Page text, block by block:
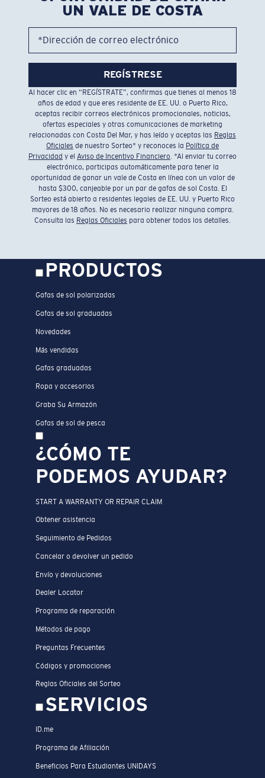
UN VALE DE COSTA
*Dirección de correo electrónico
REGÍSTRESE
Al hacer clic en “REGÍSTRATE”, confirmas que tienes al menos 18
años de edad y que eres residente de EE. UU. o Puerto Rico,
aceptas recibir correos electrónicos promocionales, noticias,
ofertas especiales y otras comunicaciones de marketing
relacionadas con Costa Del Mar, y has leído y aceptas las Reglas
Oficiales de nuestro Sorteo* y reconoces la Política de
Privacidad y el Aviso de Incentivo Financiero. *Al enviar tu correo
electrónico, participas automáticamente para tener la
oportunidad de ganar un vale de Costa en línea con un valor de
hasta $300, canjeable por un par de gafas de sol Costa. El
Sorteo está abierto a residentes legales de EE. UU. y Puerto Rico
mayores de 18 años. No es necesario realizar ninguna compra.
Consulta las Reglas Oficiales para obtener todos los detalles.
PRODUCTOS
Gafas de sol polarizadas
Gafas de sol graduadas
Novedades
Más vendidas
Gafas graduadas
Ropa y accesorios
Graba Su Armazón
Gafas de sol de pesca
¿CÓMO TE
PODEMOS AYUDAR?
START A WARRANTY OR REPAIR CLAIM
Obtener asistencia
Seguimiento de Pedidos
Cancelar o devolver un pedido
Envío y devoluciones
Dealer Locator
Programa de reparación
Métodos de pago
Preguntas Frecuentes
Códigos y promociones
Reglas Oficiales del Sorteo
SERVICIOS
ID.me
Programa de Afiliación
Beneficios Para Estudiantes UNIDAYS